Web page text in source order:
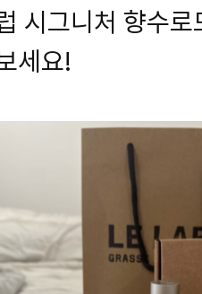
시그니처 향수
세요!